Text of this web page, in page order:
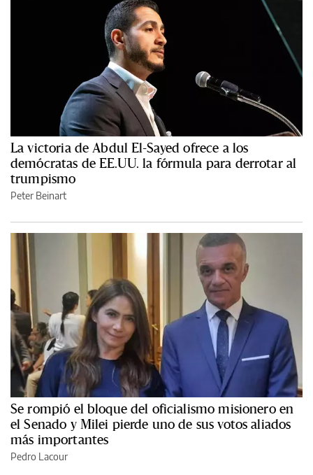
La victoria de Abdul El-Sayed ofrece a los
demócratas de EE.UU. la fórmula para derrotar al
trumpismo
Peter Beinart
Se rompió el bloque del oficialismo misionero en
el Senado y Milei pierde uno de sus votos aliados
más importantes
Pedro Lacour